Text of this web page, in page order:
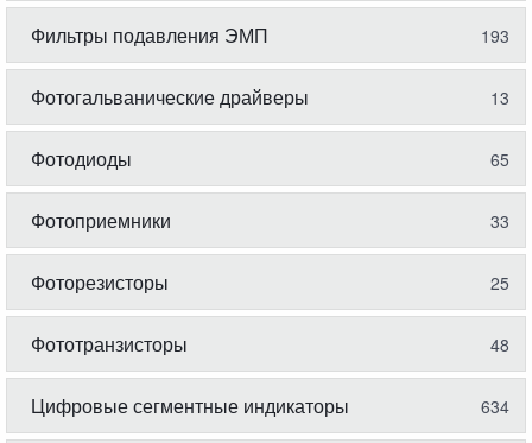
Фильтры подавления ЭМП 193
Фотогальванические драйверы 13
Фотодиоды 65
Фотоприемники 33
Фоторезисторы 25
Фототранзисторы 48
Цифровые сегментные индикаторы 634